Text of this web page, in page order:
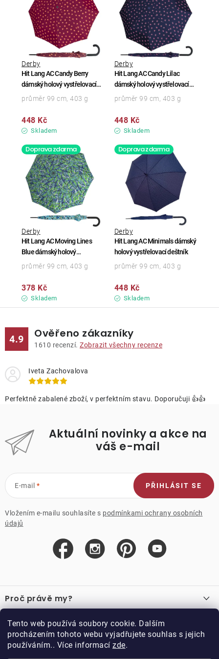
Tento web používá soubory cookie. Dalším
procházením tohoto webu vyjadřujete souhlas s jejich
používáním.. Více informací zde.
Hit Lang AC Candy Berry
dámský holový vystřelovací
deštník
Derby
Skladem
448 Kč
průměr 99 cm, 403 g
Hit Lang AC Candy Lilac
dámský holový vystřelovací
deštník
Derby
Skladem
448 Kč
průměr 99 cm, 403 g
Doprava zdarma
Hit Lang AC Moving Lines
Blue dámský holový
vystřelovací deštník
Derby
Skladem
378 Kč
průměr 99 cm, 403 g
Doprava zdarma
Hit Lang AC Minimals dámský
holový vystřelovací deštník
Derby
Skladem
448 Kč
průměr 99 cm, 403 g
4.9 Ověřeno zákazníky
1610 recenzí. Zobrazit všechny recenze
Iveta Zachovalova
Perfektně zabalené zboží, v perfektním stavu. Doporučuji 👍👍
Aktuální novinky a akce na
váš e-mail
E-mail
Vložením e-mailu souhlasíte s podmínkami ochrany osobních
údajů
PŘIHLÁSIT SE
á
p
a
Proč právě my?
Recenze
Důležité odkazy
Velkoobchod
Vzorková prodejna
O nákupu